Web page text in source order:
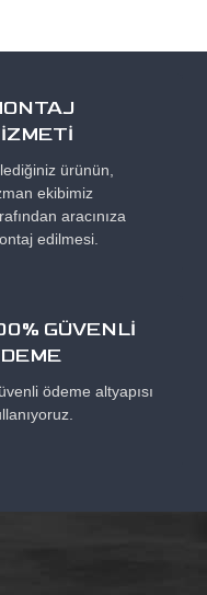
ürünün,
ekibimiz
aracınıza
edilmesi.
GÜVENLİ
ödeme altyapısı